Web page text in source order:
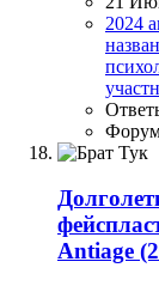
2024
Antiage